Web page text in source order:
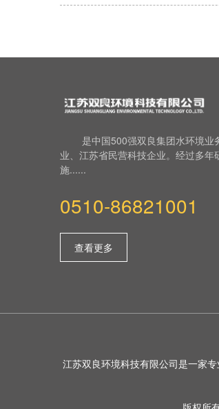
是中国500强双良集团水环境业
业、江苏省民营科技企业。经过多年
施......
0510-86821001
查看更多
江苏双良环境科技有限公司是一家